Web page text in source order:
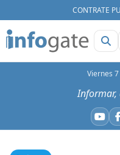
CONTRATE
Viernes
Informar,